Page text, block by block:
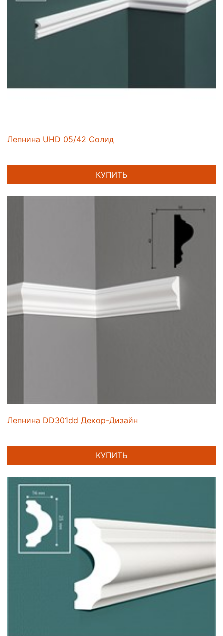
Лепнина UHD 05/42 Солид
КУПИТЬ
Лепнина DD301dd Декор-Дизайн
КУПИТЬ